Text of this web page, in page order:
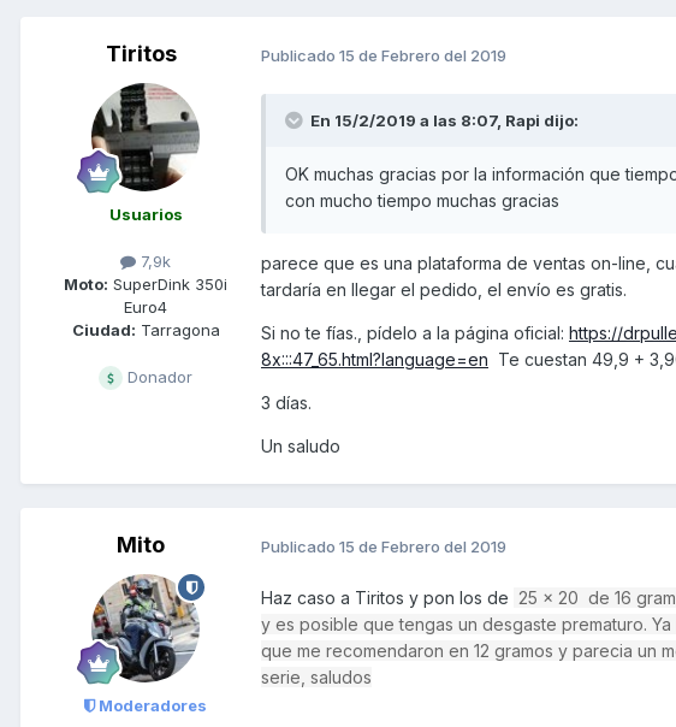
Tiritos
Usuarios
7,9k
Moto: SuperDink 350i
Euro4
Ciudad: Tarragona
Donador
Publicado 15 de Febrero del 2019
En 15/2/2019 a las 8:07, Rapi dijo:
OK muchas gracias por la información que
con mucho tiempo muchas gracias
parece que es una plataforma de ventas on-line,
tardaría en llegar el pedido, el envío es gratis.
Si no te fías., pídelo a la página oficial: https://
8x:::47_65.html?language=en Te cuestan 49,9 +
3 días.
Un saludo
Mito
Moderadores
Publicado 15 de Febrero del 2019
Haz caso a Tiritos y pon los de 25 x 20 de 16
y es posible que tengas un desgaste prematuro.
que me recomendaron en 12 gramos y parecia un
serie, saludos